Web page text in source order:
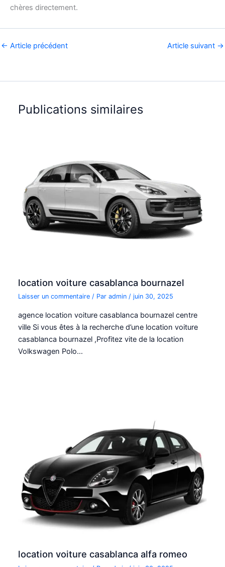
chères directement.
← Article précédent Article suivant →
Publications similaires
location voiture casablanca bournazel
Laisser un commentaire / Paradmin/juin 30, 2025
agence location voiture casablanca bournazel centre
ville Si vous êtes à la recherche d’une location voiture
casablanca bournazel ,Profitez vite de la location
Volkswagen Polo…
location voiture casablanca alfa romeo